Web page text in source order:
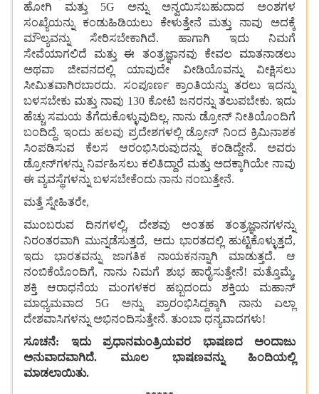
ಹೋಗಿ ಮತ್ತು 5G ಅನ್ನು ಅನ್ವಯಿಸಬಹುದಾದ ಅಂಶಗಳ
ಸಂಖ್ಯೆಯನ್ನು ಕಂಡುಹಿಡಿಯಲು ಕೇಳುತ್ತೇನೆ ಮತ್ತು ನಾವು ಅದಕ್ಕೆ
ಮೌಲ್ಯವನ್ನು ಸೇರಿಸಬೇಕಾಗಿದೆ. ಹಾಗಾಗಿ ಇದು ನಿಮಗೆ
ಸೇವೆಯಾಗಲಿದೆ ಮತ್ತು ಈ ತಂತ್ರಜ್ಞಾನವು ಕೇವಲ ಮಾತನಾಡಲು
ಅಥವಾ ಜೀವನದಲ್ಲಿ ಯಾವುದೇ ವೀಡಿಯೊವನ್ನು ವೀಕ್ಷಿಸಲು
ಸೀಮಿತವಾಗಿರಬಾರದು. ಸಂಪೂರ್ಣ ಕ್ರಾಂತಿಯನ್ನು ತರಲು ಇದನ್ನು
ಬಳಸಬೇಕು ಮತ್ತು ನಾವು 130 ಕೋಟಿ ಜನರನ್ನು ತಲುಪಬೇಕು. ಇದು
ಹೆಚ್ಚು ಸಮಯ ತೆಗೆದುಕೊಳ್ಳುವುದಿಲ್ಲ. ನಾನು ಡ್ರೋನ್ ನೀತಿಯೊಂದಿಗೆ
ಬಂದಿದ್ದೆ. ಇಂದು ಹಲವು ಪ್ರದೇಶಗಳಲ್ಲಿ ಡ್ರೋನ್ ನಿಂದ ಕ್ರಿಮಿನಾಶಕ
ಸಿಂಪಡಿಸುವ ಕೆಲಸ ಆರಂಭಿಸಿರುವುದನ್ನು ಕಂಡಿದ್ದೇನೆ. ಅವರು
ಡ್ರೋನ್‌ಗಳನ್ನು ನಿರ್ವಹಿಸಲು ಕಲಿತಿದ್ದಾರೆ ಮತ್ತು ಅದಕ್ಕಾಗಿಯೇ ನಾವು
ಈ ವ್ಯವಸ್ಥೆಗಳನ್ನು ಬಳಸಬೇಕೆಂದು ನಾನು ನಂಬುತ್ತೇನೆ.
ಮತ್ತೆ ಸ್ನೇಹಿತರೇ,
ಮುಂಬರುವ ದಿನಗಳಲ್ಲಿ, ದೇಶವು ಅಂತಹ ತಂತ್ರಜ್ಞಾನಗಳನ್ನು
ನಿರಂತರವಾಗಿ ಮುನ್ನಡೆಸುತ್ತದೆ, ಅದು ಭಾರತದಲ್ಲಿ ಹುಟ್ಟಿಕೊಳ್ಳುತ್ತದೆ,
ಇದು ಭಾರತವನ್ನು ಜಾಗತಿಕ ನಾಯಕನನ್ನಾಗಿ ಮಾಡುತ್ತದೆ. ಆ
ನಂಬಿಕೆಯೊಂದಿಗೆ, ನಾನು ನಿಮಗೆ ಶುಭ ಹಾರೈಸುತ್ತೇನೆ! ಮತ್ತೊಮ್ಮೆ,
ಶಕ್ತಿ ಆರಾಧನೆಯ ಮಂಗಳಕರ ಹಬ್ಬದಂದು ಶಕ್ತಿಯ ಮಹಾನ್
ಮಾಧ್ಯಮವಾದ 5G ಅನ್ನು ಪ್ರಾರಂಭಿಸಿದ್ದಕ್ಕಾಗಿ ನಾನು ಎಲ್ಲಾ
ದೇಶವಾಸಿಗಳನ್ನು ಅಭಿನಂದಿಸುತ್ತೇನೆ. ತುಂಬಾ ಧನ್ಯವಾದಗಳು!
ಸೂಚನೆ: ಇದು ಪ್ರಧಾನಮಂತ್ರಿಯವರ ಭಾಷಣದ ಅಂದಾಜು
ಅನುವಾದವಾಗಿದೆ. ಮೂಲ ಭಾಷಣವನ್ನು ಹಿಂದಿಯಲ್ಲಿ
ಮಾಡಲಾಯಿತು.